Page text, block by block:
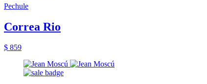
Pechule
Correa Rio
$ 859